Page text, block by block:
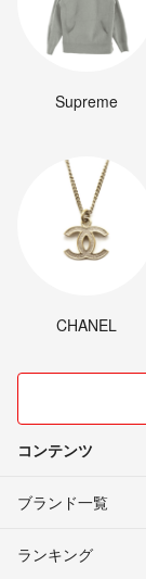
Supreme
CHANEL
コンテンツ
ブランド一覧
ランキング